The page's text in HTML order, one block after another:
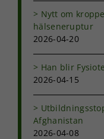
Nytt om
hälseneruptur
2026-04-20
Han blir
2026-04-15
Afghanistan
2026-04-08